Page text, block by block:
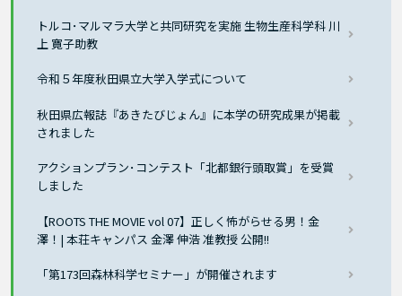
トルコ･マルマラ大学と共同研究を実施 生物生産科学科 川
上 寛子助教
令和５年度秋田県立大学入学式について
秋田県広報誌『あきたびじょん』に本学の研究成果が掲載
されました
アクションプラン･コンテスト「北都銀行頭取賞」を受賞
しました
【ROOTS THE MOVIE vol 07】正しく怖がらせる男！金
澤！| 本荘キャンパス 金澤 伸浩 准教授 公開!!
「第173回森林科学セミナー」が開催されます